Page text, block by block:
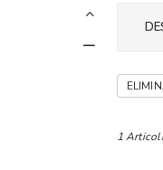
1 Articoli